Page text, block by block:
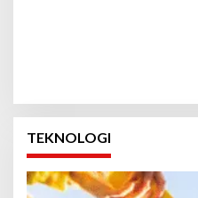
TEKNOLOGI